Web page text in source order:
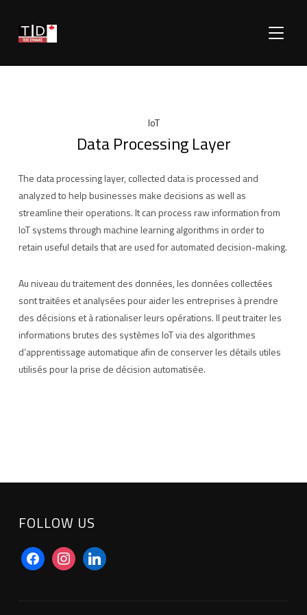
IoT
Data Processing Layer
The data processing layer, collected data is processed and
analyzed to help businesses make decisions as well as
streamline their operations. It can process raw information from
IoT systems through machine learning algorithms in order to
retain useful details that are used for automated decision-making.
Au niveau du traitement des données, les données collectées
sont traitées et analysées pour aider les entreprises à prendre
des décisions et à rationaliser leurs opérations. Il peut traiter les
informations brutes des systèmes IoT via des algorithmes
d’apprentissage automatique afin de conserver les détails utiles
utilisés pour la prise de décision automatisée.
FOLLOW US
facebookinstagramlinkedin